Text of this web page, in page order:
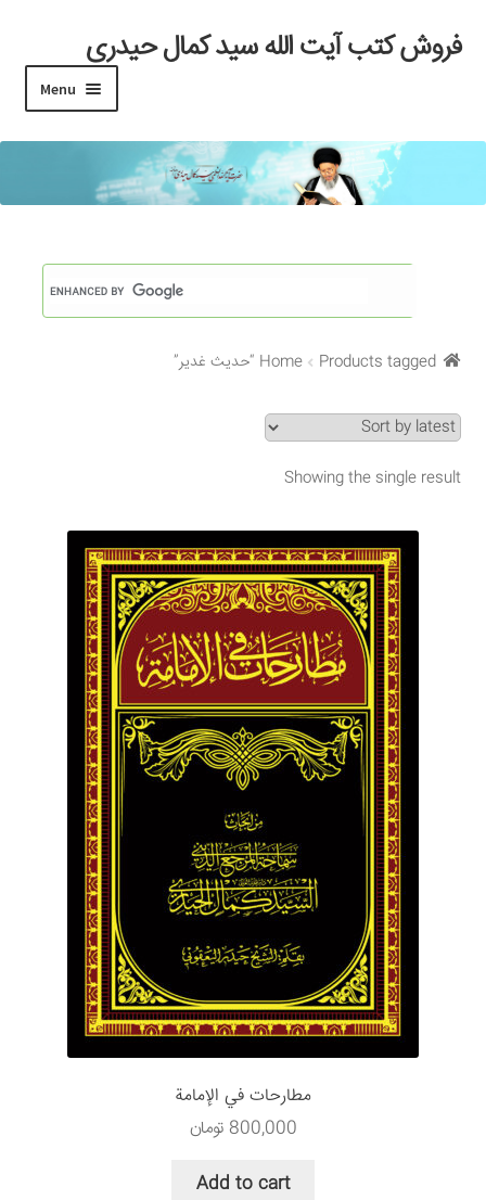
Skip
to
Skip
to
فروش کتب آیت الله سید کمال حیدری
Menu
خانه
#97 (بدون عنوان)
Checkout
My account
Search Results
Shop
برگه نمونه
برگه نمونه
تماس با ما
ثبت شکایات
حساب کاربری من
سبد خرید
قوانین و مقررات
Home Products tagged “حدیث غدیر”
Showing the single result
مطارحات في الإمامة
800,000 تومان
Add to cart